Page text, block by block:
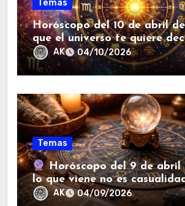
Temas
Horóscopo del 10 de abril
que el universo te quiere
que debes evitar a toda
AK 04/10/2026
Temas
Horóscopo del 9 de abril
lo que viene no es
destino (y tú lo vas a sentir
AK 04/09/2026